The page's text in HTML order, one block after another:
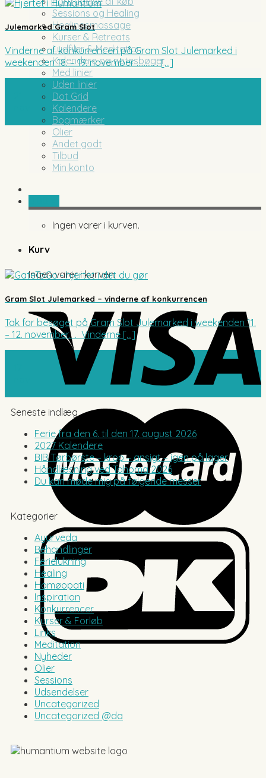
Sessions og Healing
Healingsmassage
Kurser & Retreats
Lydfiler & Meditation
Kalendere og notesbøger
Med linier
Uden linier
Dot Grid
Kalendere
Bogmærker
Olier
Andet godt
Tilbud
Min konto
Ingen varer i kurven.
Kurv
Ingen varer i kurven.
Julemarked Gram Slot
Vinderne af konkurrencen på Gram Slot Julemarked i
weekenden 18. – 19. november ………. . [...]
Gram Slot Julemarked – vinderne af konkurrencen
Tak for besøget på Gram Slot Julemarked i weekenden 11.
– 12. november. . Vinderne [...]
Seneste indlæg
Ferie fra den 6. til den 17. august 2026
2027 Kalendere
BIB Tørbørste – krop – ansigt – igen på lager
Håndlæsning ved Tahoma 2026
Du kan møde mig på følgende messer
Kategorier
Ayurveda
Behandlinger
Ferielukning
Healing
Homøopati
Inspiration
Konkurrencer
Kurser & Forløb
Links
Meditation
Nyheder
Olier
Sessions
Udsendelser
Uncategorized
Uncategorized @da